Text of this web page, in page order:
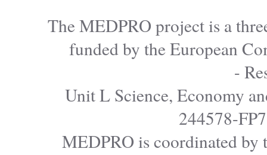
The MEDPRO project is
funded by the
Unit L Science,
MEDPRO is